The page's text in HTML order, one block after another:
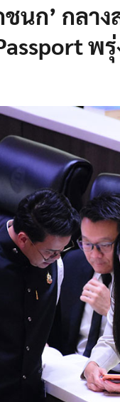
ชนก’ กลา
พ